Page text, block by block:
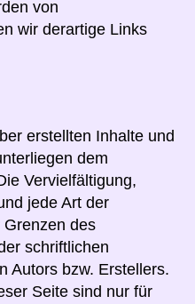
von
wir derartige Links
erstellten Inhalte und
dem
Vervielfältigung,
jede Art der
des
schriftlichen
Autors bzw. Erstellers.
Seite sind nur für